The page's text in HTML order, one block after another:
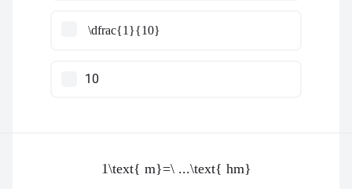
\dfrac{1}{10}
10
1\text{ m}=\ ...\text{ hm}